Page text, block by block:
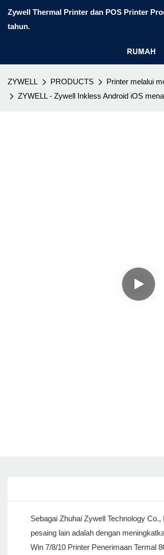
Zywell Thermal Printer dan POS Printer
tahun.
RUMAH
ZYWELL PRODUCTS Printer melalui
ZYWELL - Zywell Inkless Android iOS
Sebagai Zhuhai Zywell Technology
pesaing lain adalah dengan
Win 7/8/10 Printer Penerimaan Termal